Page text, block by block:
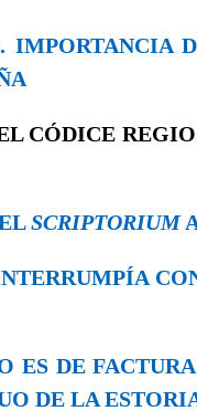
IMPORTANCIA
CÓDICE
SCRIPTORIUM
ES DE
DE LA